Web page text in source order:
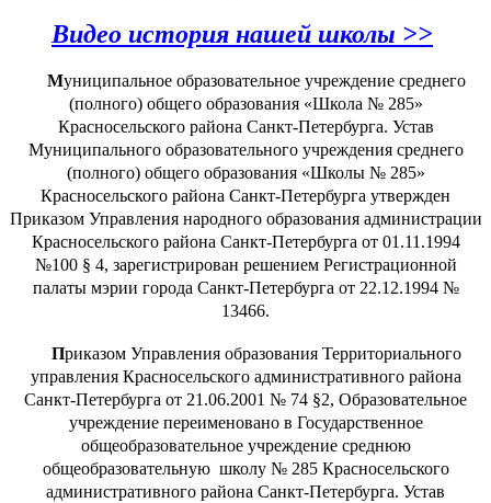
Видео история нашей школы >>
Муниципальное образовательное учреждение среднего
(полного) общего образования «Школа № 285»
Красносельского района Санкт-Петербурга. Устав
Муниципального образовательного учреждения среднего
(полного) общего образования «Школы № 285»
Красносельского района Санкт-Петербурга утвержден
Приказом Управления народного образования администрации
Красносельского района Санкт-Петербурга от 01.11.1994
№100 § 4, зарегистрирован решением Регистрационной
палаты мэрии города Санкт-Петербурга от 22.12.1994 №
13466.
Приказом Управления образования Территориального
управления Красносельского административного района
Санкт-Петербурга от 21.06.2001 № 74 §2, Образовательное
учреждение переименовано в Государственное
общеобразовательное учреждение среднюю
общеобразовательную школу № 285 Красносельского
административного района Санкт-Петербурга. Устав